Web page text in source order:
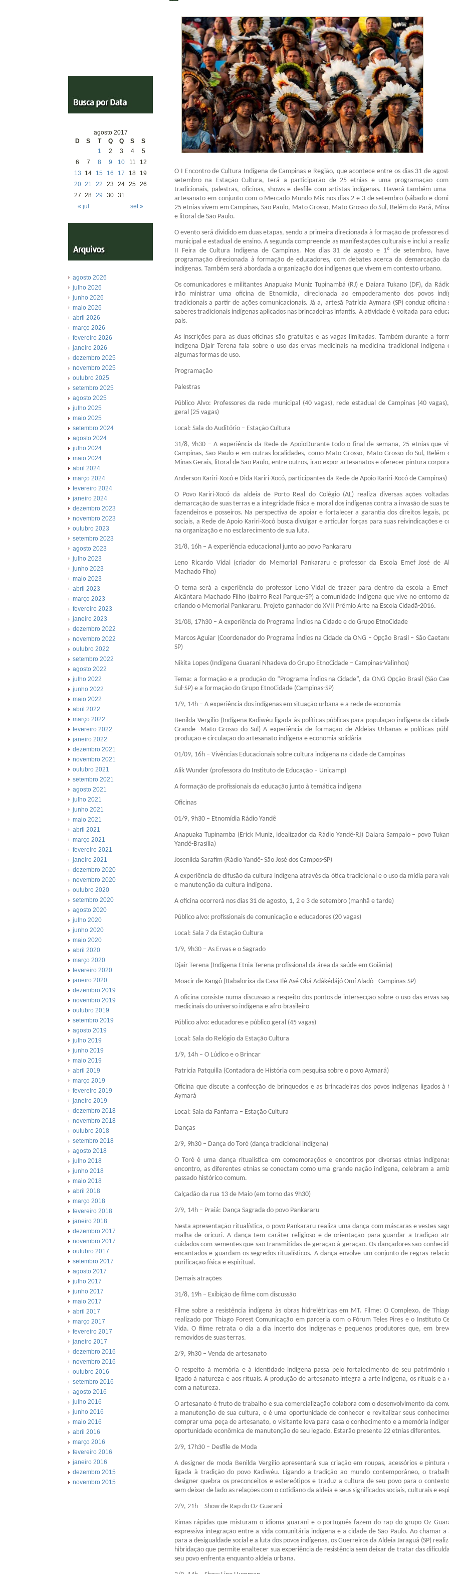
agosto 2017
D
S T Q Q S S
« jul set »
1 2 3 4
5
6
7 8 9 10 11
12
13
14 15 16 17 18
19
20 21 22 23 24 25 26
27 28 29 30 31
agosto 2026
julho 2026
junho 2026
maio 2026
abril 2026
março 2026
fevereiro 2026
janeiro 2026
dezembro 2025
novembro 2025
outubro 2025
setembro 2025
agosto 2025
julho 2025
maio 2025
setembro 2024
agosto 2024
julho 2024
maio 2024
abril 2024
março 2024
fevereiro 2024
janeiro 2024
dezembro 2023
novembro 2023
outubro 2023
setembro 2023
agosto 2023
julho 2023
junho 2023
maio 2023
abril 2023
março 2023
fevereiro 2023
janeiro 2023
dezembro 2022
novembro 2022
outubro 2022
setembro 2022
agosto 2022
julho 2022
junho 2022
maio 2022
abril 2022
março 2022
fevereiro 2022
janeiro 2022
dezembro 2021
novembro 2021
outubro 2021
setembro 2021
agosto 2021
julho 2021
junho 2021
maio 2021
abril 2021
março 2021
fevereiro 2021
janeiro 2021
dezembro 2020
novembro 2020
outubro 2020
setembro 2020
agosto 2020
julho 2020
junho 2020
maio 2020
abril 2020
março 2020
fevereiro 2020
janeiro 2020
dezembro 2019
novembro 2019
outubro 2019
setembro 2019
agosto 2019
julho 2019
junho 2019
maio 2019
abril 2019
março 2019
fevereiro 2019
janeiro 2019
dezembro 2018
novembro 2018
outubro 2018
setembro 2018
agosto 2018
julho 2018
junho 2018
maio 2018
abril 2018
março 2018
fevereiro 2018
janeiro 2018
dezembro 2017
novembro 2017
outubro 2017
setembro 2017
agosto 2017
julho 2017
junho 2017
maio 2017
abril 2017
março 2017
fevereiro 2017
janeiro 2017
dezembro 2016
novembro 2016
outubro 2016
setembro 2016
agosto 2016
julho 2016
junho 2016
maio 2016
abril 2016
março 2016
fevereiro 2016
janeiro 2016
dezembro 2015
novembro 2015
O I Encontro de Cultura Indígena de Campinas e Região, que acontece entre os dias 31 de
setembro na Estação Cultura, terá a participarão de 25 etnias e uma programação com
tradicionais, palestras, oficinas, shows e desfile com artistas indígenas. Haverá também
artesanato em conjunto com o Mercado Mundo Mix nos dias 2 e 3 de setembro (sábado e
25 etnias vivem em Campinas, São Paulo, Mato Grosso, Mato Grosso do Sul, Belém do Pará,
e litoral de São Paulo.
O evento será dividido em duas etapas, sendo a primeira direcionada à formação de professores
municipal e estadual de ensino. A segunda compreende as manifestações culturais e inclui a
II Feira de Cultura Indígena de Campinas. Nos dias 31 de agosto e 1º de setembro,
programação direcionada à formação de educadores, com debates acerca da demarcação
indígenas. Também será abordada a organização dos indígenas que vivem em contexto urbano.
Os comunicadores e militantes Anapuaka Muniz Tupinambá (RJ) e Daiara Tukano (DF), da
irão ministrar uma oficina de Etnomídia, direcionada ao empoderamento dos povos
tradicionais a partir de ações comunicacionais. Já a, artesã Patrícia Aymara (SP) conduz oficina
saberes tradicionais indígenas aplicados nas brincadeiras infantis. A atividade é voltada para
pais.
As inscrições para as duas oficinas são gratuitas e as vagas limitadas. Também durante a
indígena Djair Terena fala sobre o uso das ervas medicinais na medicina tradicional indígena
algumas formas de uso.
Programação
Palestras
Público Alvo: Professores da rede municipal (40 vagas), rede estadual de Campinas (40
geral (25 vagas)
Local: Sala do Auditório – Estação Cultura
31/8, 9h30 – A experiência da Rede de ApoioDurante todo o final de semana, 25 etnias que
Campinas, São Paulo e em outras localidades, como Mato Grosso, Mato Grosso do Sul, Belém
Minas Gerais, litoral de São Paulo, entre outros, irão expor artesanatos e oferecer pintura
Anderson Kariri-Xocó e Dida Kariri-Xocó, participantes da Rede de Apoio Kariri-Xocó de Campinas)
O Povo Kariri-Xocó da aldeia de Porto Real do Colégio (AL) realiza diversas ações
demarcação de suas terras e a integridade física e moral dos indígenas contra a invasão de suas
fazendeiros e posseiros. Na perspectiva de apoiar e fortalecer a garantia dos direitos legais,
sociais, a Rede de Apoio Kariri-Xocó busca divulgar e articular forças para suas reivindicações e
na organização e no esclarecimento de sua luta.
31/8, 16h – A experiência educacional junto ao povo Pankararu
Leno Ricardo Vidal (criador do Memorial Pankararu e professor da Escola Emef José de
Machado Flho)
O tema será a experiência do professor Leno Vidal de trazer para dentro da escola a Emef
Alcântara Machado Filho (bairro Real Parque-SP) a comunidade indígena que vive no entorno
criando o Memorial Pankararu. Projeto ganhador do XVII Prêmio Arte na Escola Cidadã-2016.
31/08, 17h30 – A experiência do Programa Índios na Cidade e do Grupo EtnoCidade
Marcos Aguiar (Coordenador do Programa Índios na Cidade da ONG – Opção Brasil – São
SP)
Nikita Lopes (Indígena Guarani Nhadeva do Grupo EtnoCidade – Campinas-Valinhos)
Tema: a formação e a produção do “Programa Índios na Cidade”, da ONG Opção Brasil (São
Sul-SP) e a formação do Grupo EtnoCidade (Campinas-SP)
1/9, 14h – A experiência dos indígenas em situação urbana e a rede de economia
Benilda Vergilio (Indígena Kadiwéu ligada às políticas públicas para população indígena da
Grande -Mato Grosso do Sul) A experiência de formação de Aldeias Urbanas e políticas
produção e circulação do artesanato indígena e economia solidária
01/09, 16h – Vivências Educacionais sobre cultura indígena na cidade de Campinas
Alik Wunder (professora do Instituto de Educação – Unicamp)
A formação de profissionais da educação junto à temática indígena
Oficinas
01/9, 9h30 – Etnomídia Rádio Yandê
Anapuaka Tupinamba (Erick Muniz, idealizador da Rádio Yandê-RJ) Daiara Sampaio – povo
Yandê-Brasília)
Josenilda Sarafim (Rádio Yandê- São José dos Campos-SP)
A experiência de difusão da cultura indígena através da ótica tradicional e o uso da mídia para
e manutenção da cultura indígena.
A oficina ocorrerá nos dias 31 de agosto, 1, 2 e 3 de setembro (manhã e tarde)
Público alvo: profissionais de comunicação e educadores (20 vagas)
Local: Sala 7 da Estação Cultura
1/9, 9h30 – As Ervas e o Sagrado
Djair Terena (Indígena Etnia Terena profissional da área da saúde em Goiânia)
Moacir de Xangô (Babalorixã da Casa Ilè Asé Obá Adákédájó Omí Aladò –Campinas-SP)
A oficina consiste numa discussão a respeito dos pontos de intersecção sobre o uso das ervas
medicinais do universo indígena e afro-brasileiro
Público alvo: educadores e público geral (45 vagas)
Local: Sala do Relógio da Estação Cultura
1/9, 14h – O Lúdico e o Brincar
Patricia Patquilla (Contadora de História com pesquisa sobre o povo Aymará)
Oficina que discute a confecção de brinquedos e as brincadeiras dos povos indígenas ligados à
Aymará
Local: Sala da Fanfarra – Estação Cultura
Danças
2/9, 9h30 – Dança do Toré (dança tradicional indígena)
O Toré é uma dança ritualística em comemorações e encontros por diversas etnias
encontro, as diferentes etnias se conectam como uma grande nação indígena, celebram a
passado histórico comum.
Calçadão da rua 13 de Maio (em torno das 9h30)
2/9, 14h – Praiá: Dança Sagrada do povo Pankararu
Nesta apresentação ritualística, o povo Pankararu realiza uma dança com máscaras e vestes
malha de oricuri. A dança tem caráter religioso e de orientação para guardar a tradição
cuidados com sementes que são transmitidas de geração à geração. Os dançadores são
encantados e guardam os segredos ritualísticos. A dança envolve um conjunto de regras
purificação física e espiritual.
Demais atrações
31/8, 19h – Exibição de filme com discussão
Filme sobre a resistência indígena às obras hidrelétricas em MT. Filme: O Complexo, de
realizado por Thiago Forest Comunicação em parceria com o Fórum Teles Pires e o Instituto
Vida. O filme retrata o dia a dia incerto dos indígenas e pequenos produtores que, em
removidos de suas terras.
2/9, 9h30 – Venda de artesanato
O respeito à memória e à identidade indígena passa pelo fortalecimento de seu patrimônio
ligado à natureza e aos rituais. A produção de artesanato integra a arte indígena, os rituais e a
com a natureza.
O artesanato é fruto de trabalho e sua comercialização colabora com o desenvolvimento da
a manutenção de sua cultura, e é uma oportunidade de conhecer e revitalizar seus
comprar uma peça de artesanato, o visitante leva para casa o conhecimento e a memória
oportunidade econômica de manutenção de seu legado. Estarão presente 22 etnias diferentes.
2/9, 17h30 – Desfile de Moda
A designer de moda Benilda Vergilio apresentará sua criação em roupas, acessórios e pintura
ligada à tradição do povo Kadiwéu. Ligando a tradição ao mundo contemporâneo, o
designer quebra os preconceitos e estereótipos e traduz a cultura de seu povo para o
sem deixar de lado as relações com o cotidiano da aldeia e seus significados sociais, culturais e
2/9, 21h – Show de Rap do Oz Guarani
Rimas rápidas que misturam o idioma guarani e o português fazem do rap do grupo Oz
expressiva integração entre a vida comunitária indígena e a cidade de São Paulo. Ao chamar a
para a desigualdade social e a luta dos povos indígenas, os Guerreiros da Aldeia Jaraguá (SP)
hibridação que permite enaltecer sua experiência de resistência sem deixar de tratar das
seu povo enfrenta enquanto aldeia urbana.